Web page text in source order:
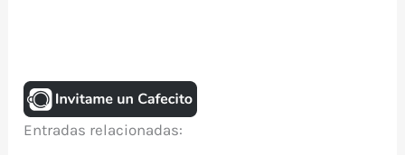
Entradas relacionadas: